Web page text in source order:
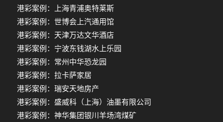
港彩案例：上海青浦奥特莱斯
港彩案例：世博会上汽通用馆
港彩案例：天津万达文华酒店
港彩案例：宁波东钱湖水上乐园
港彩案例：常州中华恐龙园
港彩案例：拉卡萨家居
港彩案例：瑞安天地房产
港彩案例：盛威科（上海）油墨有限公司
港彩案例：神华集团银川羊场湾煤矿